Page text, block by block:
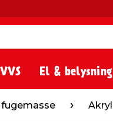
El & belysning
Akryl Akryl